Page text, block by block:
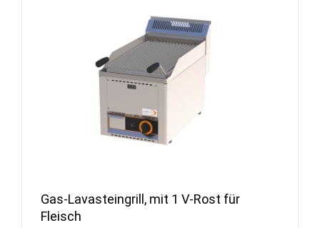
Gas-Lavasteingrill, mit 1 V-Rost für
Fleisch